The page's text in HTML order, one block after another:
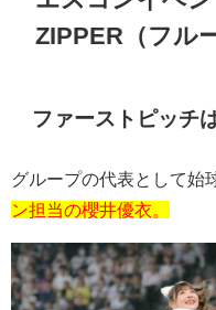
ZIPPER （フル
ファーストピッチ
グループの代表として始
ン担当の櫻井優衣。